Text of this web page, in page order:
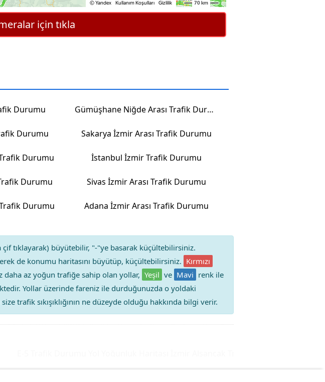
için tıkla
Durumu Gümüşhane Niğde Arası Trafik Durumu
Durumu Sakarya İzmir Arası Trafik Durumu
Durumu İstanbul İzmir Trafik Durumu
Durumu Sivas İzmir Arası Trafik Durumu
Durumu Adana İzmir Arası Trafik Durumu
tıklayarak) büyütebilir, "-"ye basarak küçültebilirsiniz.
de konumu haritasını büyütüp, küçültebilirsiniz. Kırmızı
daha az yoğun trafiğe sahip olan yollar, Yeşil ve Mavi renk ile
Yollar üzerinde fareniz ile durduğunuzda o yoldaki
trafik sıkışıklığının ne düzeyde olduğu hakkında bilgi verir.